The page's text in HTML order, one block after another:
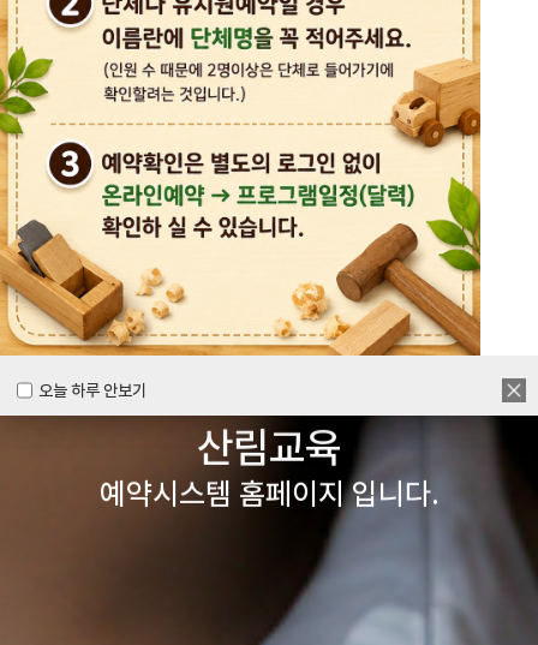
오늘 하루 안보기
오늘 하루 안보기
목공체험부터 숲체험 교육까지
다양한 경험을 할 수 있는
양주시
목재문화체험장&
산림교육
예약시스템 홈페이지 입니다.